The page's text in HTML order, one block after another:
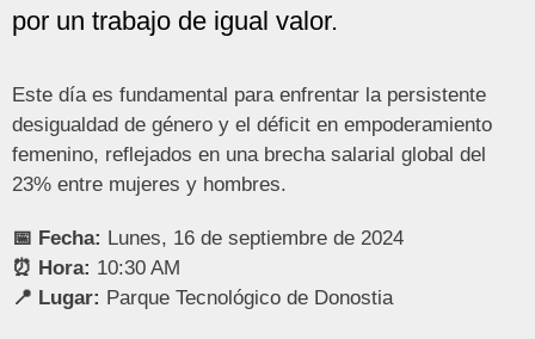
por un trabajo de igual valor.
Este día es fundamental para enfrentar la persistente
desigualdad de género y el déficit en empoderamiento
femenino, reflejados en una brecha salarial global del
23% entre mujeres y hombres.
📅 Fecha: Lunes, 16 de septiembre de 2024
⏰ Hora: 10:30 AM
📍 Lugar: Parque Tecnológico de Donostia